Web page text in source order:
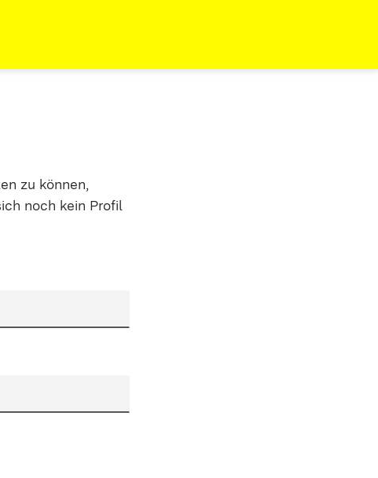
zu können,
noch kein Profil